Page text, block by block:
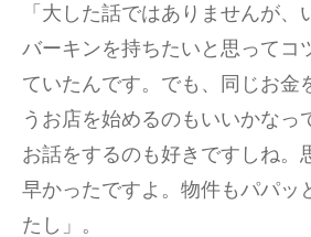
「大した話ではありませんが、
バーキンを持ちたいと思ってコ
ていたんです。でも、同じお金
うお店を始めるのもいいかなっ
お話をするのも好きですしね。
早かったですよ。物件もパパッ
たし」。